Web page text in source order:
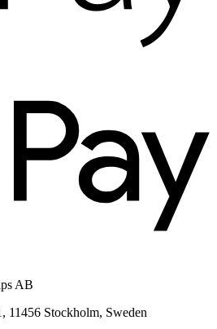
AB
11456 Stockholm, Sweden